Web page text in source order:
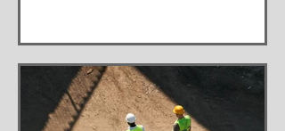
brakiem wystarczającej niezdolności do
pracy według norweskich przepisów.
Dlaczego tak się dzieje i co można zrobić